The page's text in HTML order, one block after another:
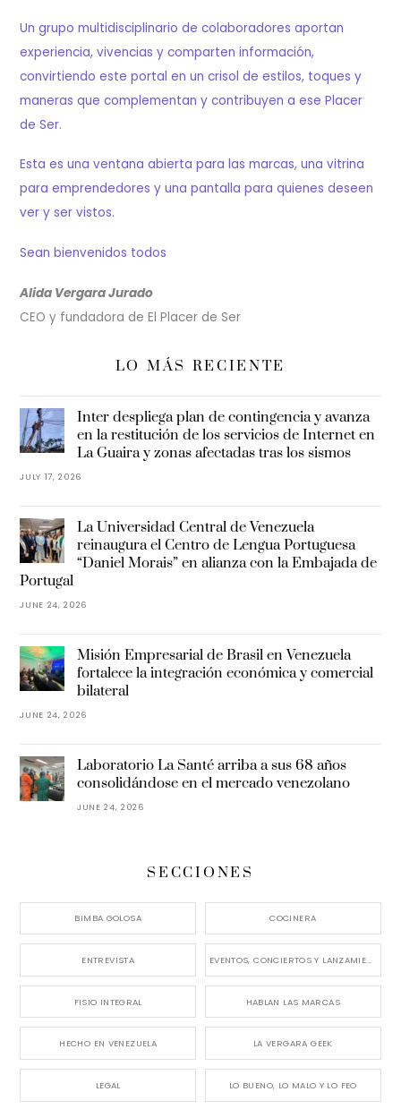
Un grupo multidisciplinario de colaboradores aportan
experiencia, vivencias y comparten información,
convirtiendo este portal en un crisol de estilos, toques y
maneras que complementan y contribuyen a ese Placer
de Ser.
Esta es una ventana abierta para las marcas, una vitrina
para emprendedores y una pantalla para quienes deseen
ver y ser vistos.
Sean bienvenidos todos
Alida Vergara Jurado
CEO y fundadora de El Placer de Ser
LO MÁS RECIENTE
Inter despliega plan de contingencia y avanza
en la restitución de los servicios de Internet en
La Guaira y zonas afectadas tras los sismos
JULY 17, 2026
La Universidad Central de Venezuela
reinaugura el Centro de Lengua Portuguesa
“Daniel Morais” en alianza con la Embajada de
Portugal
JUNE 24, 2026
Misión Empresarial de Brasil en Venezuela
fortalece la integración económica y comercial
bilateral
JUNE 24, 2026
Laboratorio La Santé arriba a sus 68 años
consolidándose en el mercado venezolano
JUNE 24, 2026
SECCIONES
BIMBA GOLOSA COCINERA
ENTREVISTA EVENTOS, CONCIERTOS Y LANZAMIENTOS
FISIO INTEGRAL HABLAN LAS MARCAS
HECHO EN VENEZUELA LA VERGARA GEEK
LEGAL LO BUENO, LO MALO Y LO FEO